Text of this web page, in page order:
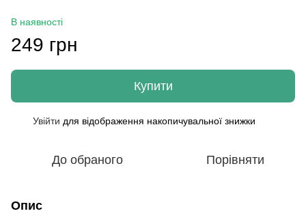
В наявності
249 грн
Купити
Увійти для відображення накопичувальної знижки
До обраного Порівняти
Опис